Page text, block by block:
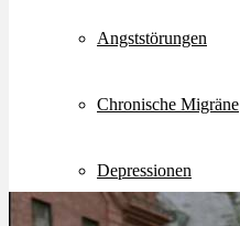
Angststörungen
Chronische Migräne
Depressionen